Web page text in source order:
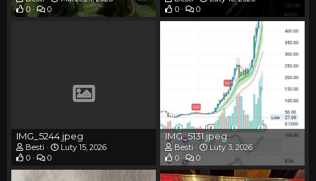
0
0
0
0
IMG_5244.jpeg
Besti
Luty 15, 2026
0
0
IMG_5131.jpeg
Besti
Luty 3, 2026
0
0